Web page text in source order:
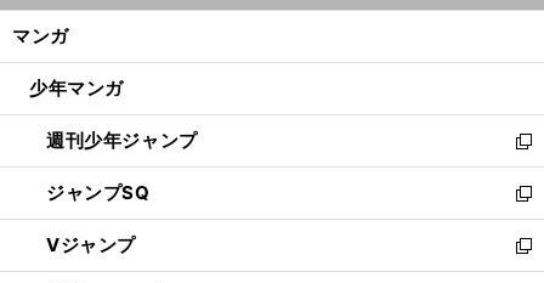
ン
ウ
開
く
マンガ
少年マンガ
週刊少年ジャンプ
新
し
い
ウ
ィ
ン
ジャンプSQ
新
し
い
ウ
Vジャンプ
新
し